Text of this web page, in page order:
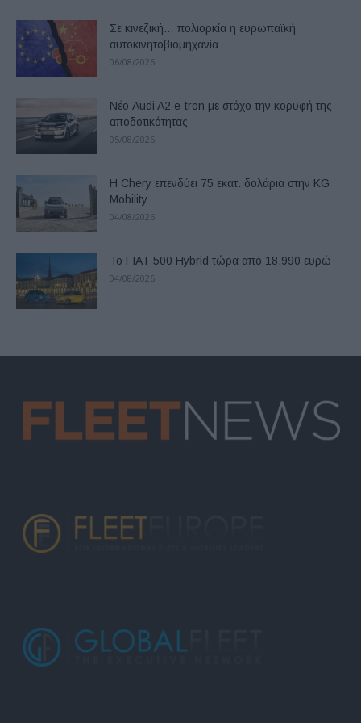
Σε κινεζική… πολιορκία η ευρωπαϊκή
αυτοκινητοβιομηχανία
06/08/2026
Νέο Audi A2 e-tron με στόχο την κορυφή της
αποδοτικότητας
05/08/2026
Η Chery επενδύει 75 εκατ. δολάρια στην KG
Mobility
04/08/2026
Το FIAT 500 Hybrid τώρα από 18.990 ευρώ
04/08/2026